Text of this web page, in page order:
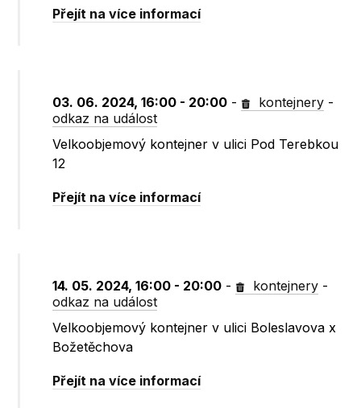
Přejít na více informací
03. 06. 2024, 16:00 - 20:00 - kontejnery -
odkaz na událost
Velkoobjemový kontejner v ulici Pod Terebkou
12
Přejít na více informací
14. 05. 2024, 16:00 - 20:00 - kontejnery -
odkaz na událost
Velkoobjemový kontejner v ulici Boleslavova x
Božetěchova
Přejít na více informací